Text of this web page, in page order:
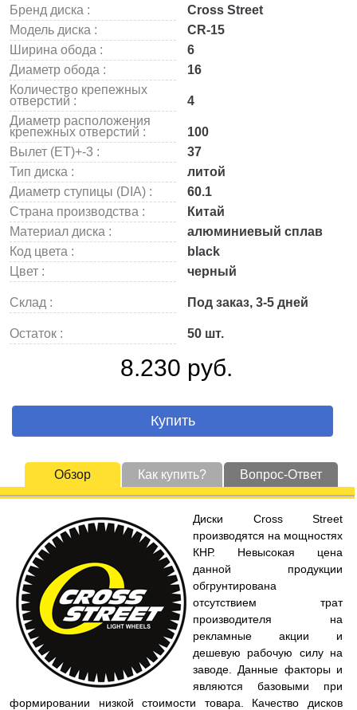
Бренд диска :
Cross Street
Модель диска :
CR-15
Ширина обода :
6
Диаметр обода :
16
Количество крепежных
отверстий :
4
Диаметр расположения
крепежных отверстий :
100
Вылет (ET)+-3 :
37
Тип диска :
литой
Диаметр ступицы (DIA) :
60.1
Страна производства :
Китай
Материал диска :
алюминиевый сплав
Код цвета :
black
Цвет :
черный
Склад : Под заказ, 3-5 дней
Остаток : 50 шт.
8.230 руб.
Купить
Обзор Как купить? Вопрос-Ответ
Диски Cross Street
производятся на мощностях
КНР. Невысокая цена
данной продукции
обгрунтирована
отсутствием трат
производителя на
рекламные акции и
дешевую рабочую силу на
заводе. Данные факторы и
являются базовыми при
формировании низкой стоимости товара. Качество дисков